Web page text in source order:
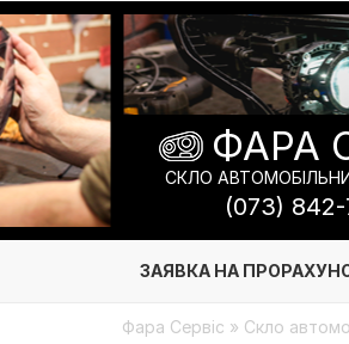
Фара Сервіс » Скло
ФАРА
СКЛО
(073)
ЗАЯВКА НА